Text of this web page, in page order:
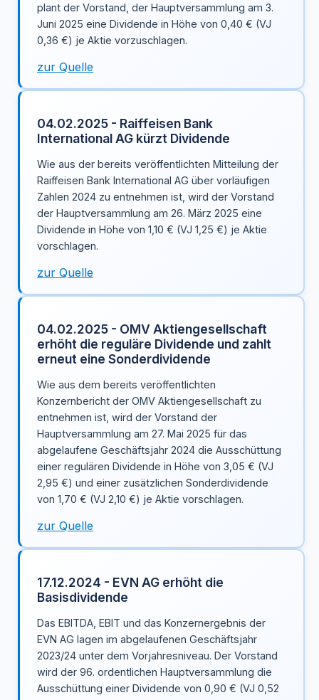
plant der Vorstand, der Hauptversammlung am 3.
Juni 2025 eine Dividende in Höhe von 0,40 € (VJ
0,36 €) je Aktie vorzuschlagen.
zur Quelle
04.02.2025 - Raiffeisen Bank
International AG kürzt Dividende
Wie aus der bereits veröffentlichten Mitteilung der
Raiffeisen Bank International AG über vorläufigen
Zahlen 2024 zu entnehmen ist, wird der Vorstand
der Hauptversammlung am 26. März 2025 eine
Dividende in Höhe von 1,10 € (VJ 1,25 €) je Aktie
vorschlagen.
zur Quelle
04.02.2025 - OMV Aktiengesellschaft
erhöht die reguläre Dividende und zahlt
erneut eine Sonderdividende
Wie aus dem bereits veröffentlichten
Konzernbericht der OMV Aktiengesellschaft zu
entnehmen ist, wird der Vorstand der
Hauptversammlung am 27. Mai 2025 für das
abgelaufene Geschäftsjahr 2024 die Ausschüttung
einer regulären Dividende in Höhe von 3,05 € (VJ
2,95 €) und einer zusätzlichen Sonderdividende
von 1,70 € (VJ 2,10 €) je Aktie vorschlagen.
zur Quelle
17.12.2024 - EVN AG erhöht die
Basisdividende
Das EBITDA, EBIT und das Konzernergebnis der
EVN AG lagen im abgelaufenen Geschäftsjahr
2023/24 unter dem Vorjahresniveau. Der Vorstand
wird der 96. ordentlichen Hauptversammlung die
Ausschüttung einer Dividende von 0,90 € (VJ 0,52